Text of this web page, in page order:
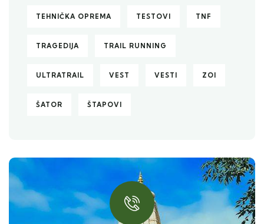
TEHNIČKA OPREMA TESTOVI TNF
TRAGEDIJA TRAIL RUNNING
ULTRATRAIL VEST VESTI ZOI
ŠATOR ŠTAPOVI